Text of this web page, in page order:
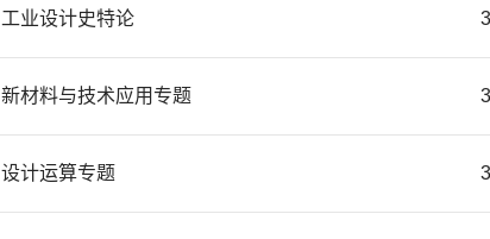
工业设计史特论 3
新材料与技术应用专题 3
设计运算专题 3